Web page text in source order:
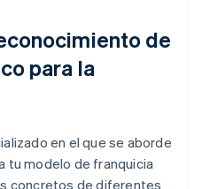
de
para la
en el que se aborde
tu modelo de franquicia
concretos de diferentes